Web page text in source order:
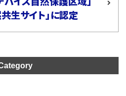
生サイト」に認定